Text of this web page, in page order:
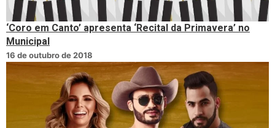
‘Coro em Canto’ apresenta ‘Recital da Primavera’ no
Municipal
16 de outubro de 2018